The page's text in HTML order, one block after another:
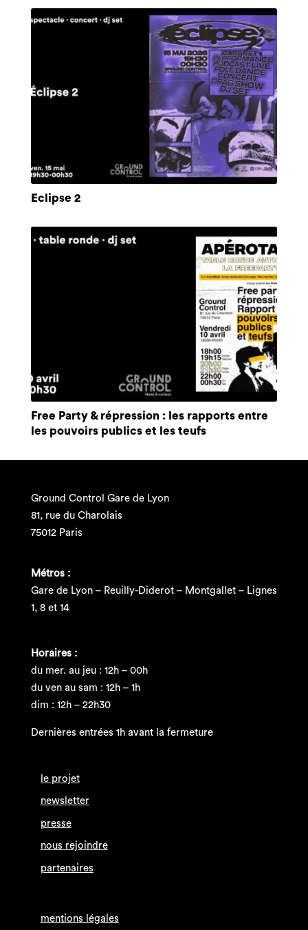
Eclipse 2
Free Party & répression : les rapports entre
les pouvoirs publics et les teufs
Ground Control Gare de Lyon
81, rue du Charolais
75012 Paris
Métros :
Gare de Lyon – Reuilly-Diderot – Montgallet – Lignes
1, 8 et 14
Horaires :
du mer. au jeu : 12h – 00h
du ven au sam : 12h – 1h
dim : 12h – 22h30
Dernières entrées 1h avant la fermeture
le projet
newsletter
presse
nous rejoindre
partenaires
mentions légales